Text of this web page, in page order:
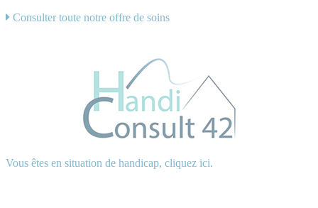
Consulter toute notre offre de soins
Vous êtes en situation de handicap, cliquez ici.